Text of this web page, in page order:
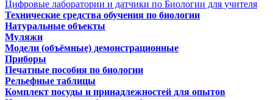
Цифровые лаборатории и датчики по Биологии для учителя
Технические средства обучения по биологии
Натуральные объекты
Муляжи
Модели (объёмные) демонстрационные
Приборы
Печатные пособия по биологии
Рельефные таблицы
Комплект посуды и принадлежностей для опытов